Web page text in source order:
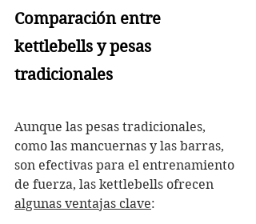
Comparación entre
kettlebells y pesas
tradicionales
Aunque las pesas tradicionales,
como las mancuernas y las barras,
son efectivas para el entrenamiento
de fuerza, las kettlebells ofrecen
algunas ventajas clave: